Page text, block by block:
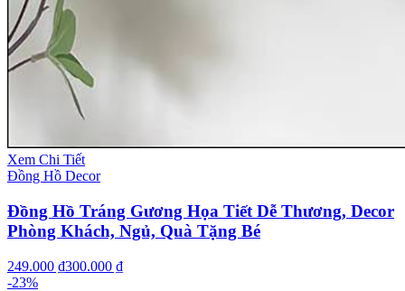
Xem Chi Tiết
Đồng Hồ Decor
Đồng Hồ Tráng Gương Họa Tiết Dễ Thương, Decor
Phòng Khách, Ngủ, Quà Tặng Bé
249.000 ₫300.000 ₫
-23%